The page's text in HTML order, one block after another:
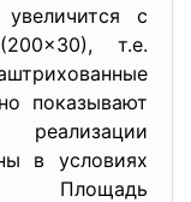
с
т.е.
показывают
в условиях
Площадь